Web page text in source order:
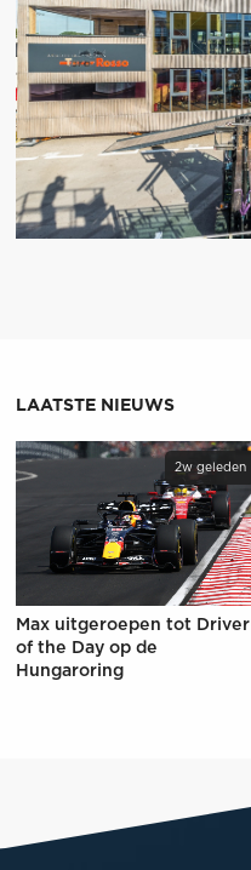
LAATSTE NIEUWS
2w geleden
Max uitgeroepen tot Driver
of the Day op de
Hungaroring